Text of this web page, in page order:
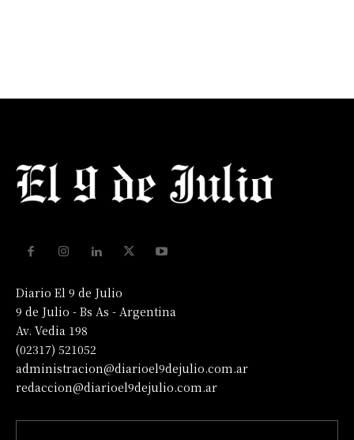
Diario El 9 de Julio
9 de Julio - Bs As - Argentina
Av. Vedia 198
(02317) 521052
administracion@diarioel9dejulio.com.ar
redaccion@diarioel9dejulio.com.ar